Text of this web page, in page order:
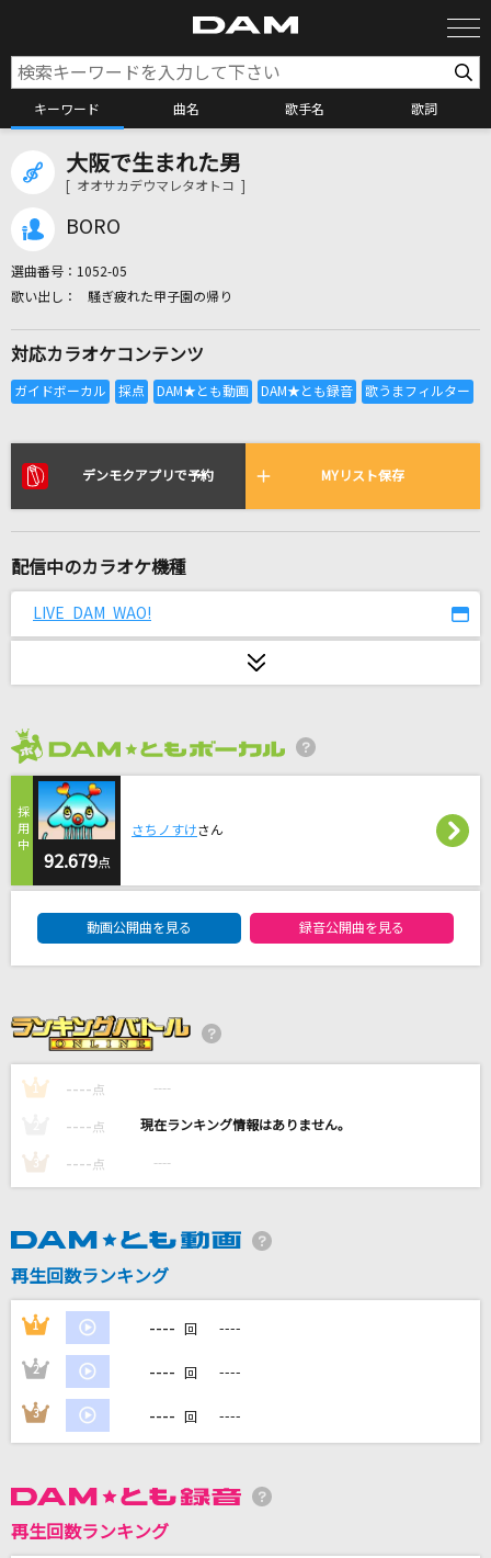
キーワード 曲名 歌手名 歌詞
カラオケ検索
全国りれき
吉田夜世
大漠波新
Yes! 東京
EBiDAN (恵比寿学園男子部)
USOTSUKI
STARGLOW
タイム!
ランディ&ゼフェル&マルセル(林延年・岩田光央・結城比呂)
Vaundy
Honeycomb Summer
海渡翼)、椎名ニキ(CV.山口智広)
[生音]Laughter
夜鷹
カラオケ最新情報をチェック！
大阪で生まれた男
[ オオサカデウマレタオトコ ]
BORO
選曲番号： 1052-05
騒ぎ疲れた甲子園の帰り
対応カラオケコンテンツ
デンモクアプリで予約 MYリスト保存
配信中のカラオケ機種
LIVE DAM WAO!
92.679点
さちノすけさん
動画公開曲を見る 録音公開曲を見る
1 ---- 点 ----
---- 点 ----
3 ---- 点 ----
再生回数ランキング
1 ---- 回 ----
2 ---- 回 ----
3 ---- 回 ----
再生回数ランキング